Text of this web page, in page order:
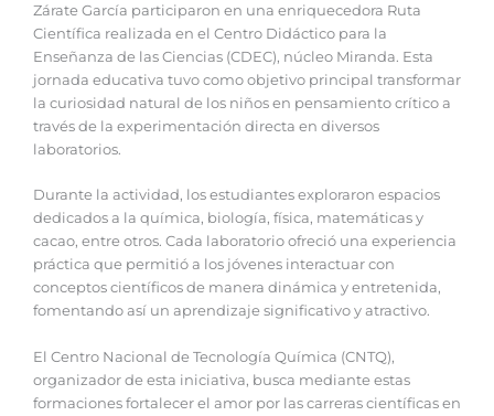
Zárate García participaron en una enriquecedora Ruta
Científica realizada en el Centro Didáctico para la
Enseñanza de las Ciencias (CDEC), núcleo Miranda. Esta
jornada educativa tuvo como objetivo principal transformar
la curiosidad natural de los niños en pensamiento crítico a
través de la experimentación directa en diversos
laboratorios.
Durante la actividad, los estudiantes exploraron espacios
dedicados a la química, biología, física, matemáticas y
cacao, entre otros. Cada laboratorio ofreció una experiencia
práctica que permitió a los jóvenes interactuar con
conceptos científicos de manera dinámica y entretenida,
fomentando así un aprendizaje significativo y atractivo.
El Centro Nacional de Tecnología Química (CNTQ),
organizador de esta iniciativa, busca mediante estas
formaciones fortalecer el amor por las carreras científicas en